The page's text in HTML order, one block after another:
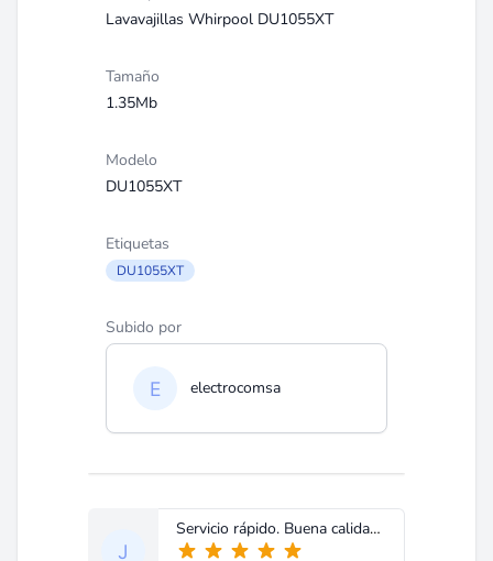
Lavavajillas Whirpool DU1055XT
Tamaño
1.35Mb
Modelo
DU1055XT
Etiquetas
DU1055XT
Subido por
electrocomsa
Servicio rápido. Buena calidad de la copia